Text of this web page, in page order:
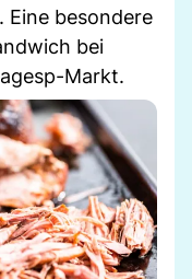
Eine besondere
bei
Markt.